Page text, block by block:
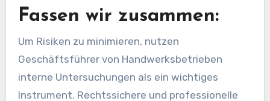
Fassen wir zusammen:
Um Risiken zu minimieren, nutzen
Geschäftsführer von Handwerksbetrieben
interne Untersuchungen als ein wichtiges
Instrument. Rechtssichere und professionelle